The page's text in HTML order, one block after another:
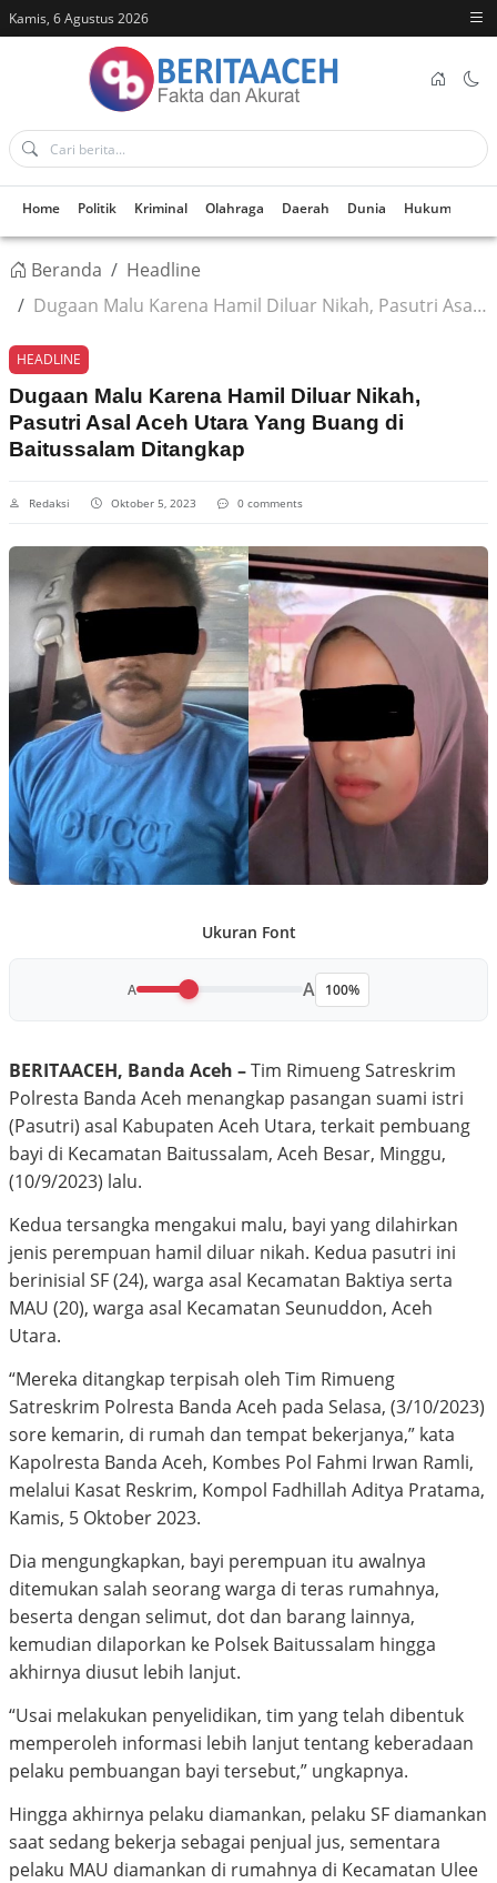
Kamis, 6 Agustus 2026
Home Politik Kriminal Olahraga Daerah Dunia Hukum
Beranda
Headline
Dugaan Malu Karena Hamil Diluar Nikah, Pasutri Asal Aceh Utara Yang Buang di Baitussalam Ditangkap
HEADLINE
Dugaan Malu Karena Hamil Diluar Nikah,
Pasutri Asal Aceh Utara Yang Buang di
Baitussalam Ditangkap
Redaksi Oktober 5, 2023 0 comments
Ukuran Font
A A 100%
BERITAACEH, Banda Aceh –Tim Rimueng Satreskrim
Polresta Banda Aceh menangkap pasangan suami istri
(Pasutri) asal Kabupaten Aceh Utara, terkait pembuang
bayi di Kecamatan Baitussalam, Aceh Besar, Minggu,
(10/9/2023) lalu.
Kedua tersangka mengakui malu, bayi yang dilahirkan
jenis perempuan hamil diluar nikah. Kedua pasutri ini
berinisial SF (24), warga asal Kecamatan Baktiya serta
MAU (20), warga asal Kecamatan Seunuddon, Aceh
Utara.
“Mereka ditangkap terpisah oleh Tim Rimueng
Satreskrim Polresta Banda Aceh pada Selasa, (3/10/2023)
sore kemarin, di rumah dan tempat bekerjanya,” kata
Kapolresta Banda Aceh, Kombes Pol Fahmi Irwan Ramli,
melalui Kasat Reskrim, Kompol Fadhillah Aditya Pratama,
Kamis, 5 Oktober 2023.
Dia mengungkapkan, bayi perempuan itu awalnya
ditemukan salah seorang warga di teras rumahnya,
beserta dengan selimut, dot dan barang lainnya,
kemudian dilaporkan ke Polsek Baitussalam hingga
akhirnya diusut lebih lanjut.
“Usai melakukan penyelidikan, tim yang telah dibentuk
memperoleh informasi lebih lanjut tentang keberadaan
pelaku pembuangan bayi tersebut,” ungkapnya.
Hingga akhirnya pelaku diamankan, pelaku SF diamankan
saat sedang bekerja sebagai penjual jus, sementara
pelaku MAU diamankan di rumahnya di Kecamatan Ulee